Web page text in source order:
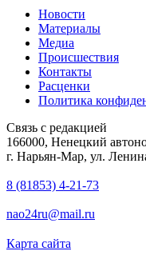
Новости
Материалы
Медиа
Происшествия
Контакты
Расценки
Политика
Связь с редакцией
166000, Ненецкий
г. Нарьян-Мар, ул.
8 (81853) 4-21-73
nao24ru@mail.ru
Карта сайта